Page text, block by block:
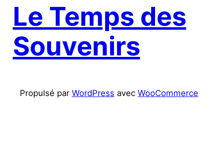
c
h
e
Le Temps des
Souvenirs
Propulsé par WordPress avec WooCommerce